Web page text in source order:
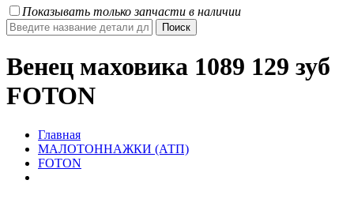
Показывать только запчасти в наличии
Венец маховика 1089 129 зуб
FOTON
Главная
МАЛОТОННАЖКИ (АТП)
FOTON